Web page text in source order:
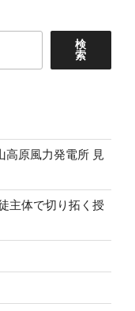
検
索
高原風力発電所 見
主体で切り拓く授